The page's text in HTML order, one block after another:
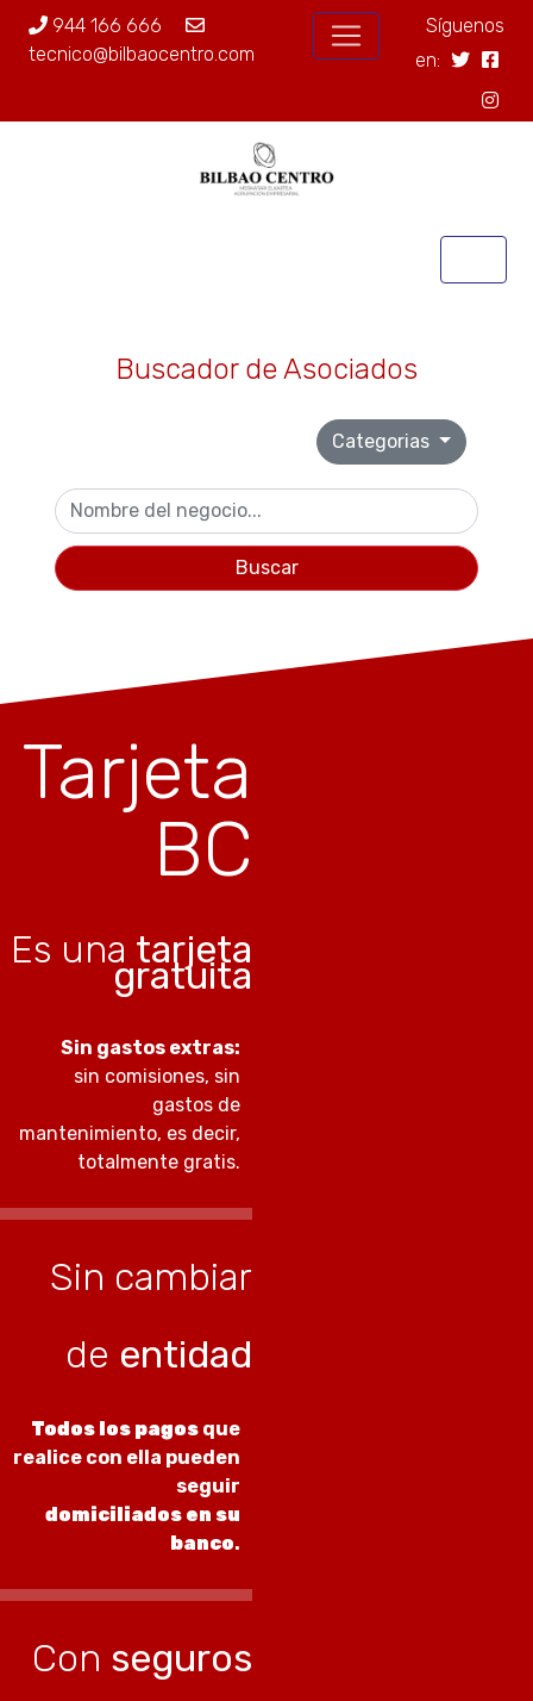
944 166 666
tecnico@bilbaocentro.com
Síguenos
en:
Buscador de Asociados
Categorias
Buscar
Tarjeta
BC
Es una tarjeta
gratuita
Sin gastos extras:
sin comisiones, sin
gastos de
mantenimiento, es decir,
totalmente gratis.
Sin cambiar
de entidad
Todos los pagos que
realice con ella pueden
seguir
domiciliados en su
banco.
Con seguros